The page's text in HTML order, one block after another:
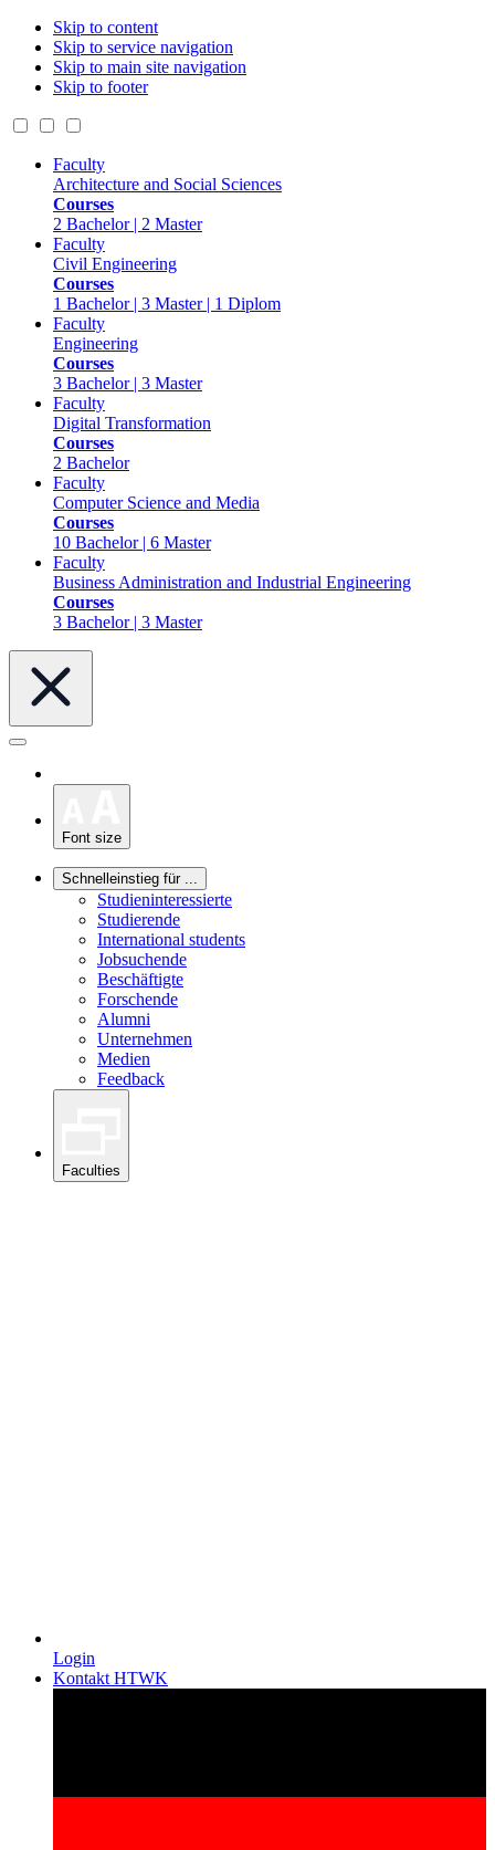
Skip to content
Skip to service navigation
Skip to main site navigation
Skip to footer
Faculty
Architecture and Social Sciences
Courses
2 Bachelor | 2 Master
Faculty
Civil Engineering
Courses
1 Bachelor | 3 Master | 1 Diplom
Faculty
Engineering
Courses
3 Bachelor | 3 Master
Faculty
Digital Transformation
Courses
2 Bachelor
Faculty
Computer Science and Media
Courses
10 Bachelor | 6 Master
Faculty
Business Administration and Industrial Engineering
Courses
3 Bachelor | 3 Master
Font size
Schnelleinstieg für ...
Studieninteressierte
Studierende
International students
Jobsuchende
Beschäftigte
Forschende
Alumni
Unternehmen
Medien
Feedback
Faculties
Login
Kontakt HTWK